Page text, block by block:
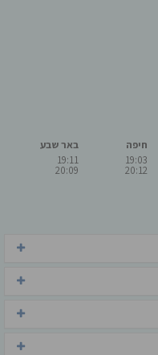
חיפה
19:03
20:12
באר שבע
19:11
20:09